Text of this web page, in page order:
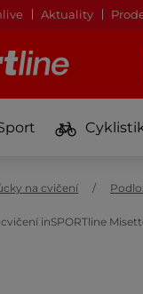
Aktuality
na cvičení
inSPORTline